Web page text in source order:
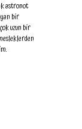
astronot
bir
uzun bir